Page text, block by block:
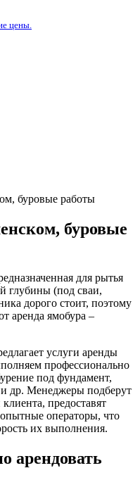
цены.
буровые работы
буровые
для рытья
глубины (под сваи,
дорого стоит, поэтому
аренда ямобура –
услуги аренды
профессионально
под фундамент,
и др. Менеджеры подберут
предоставят
операторы, что
их выполнения.
арендовать